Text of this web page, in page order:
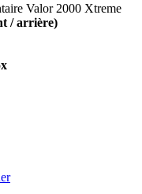
Valor 2000 Xtreme
/ arrière)